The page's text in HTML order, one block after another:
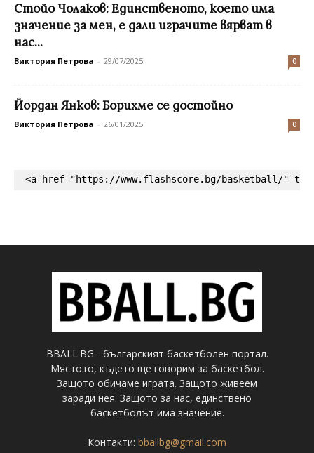
Стойо Чолаков: Единственото, което има
значение за мен, е дали играчите вярват в
нас...
Виктория Петрова - 29/07/2025 0
Йордан Янков: Борихме се достойно
Виктория Петрова - 26/01/2025 0
<a href="https://www.flashscore.bg/basketball/"
BBALL.BG - българският баскетболен портал.
Мястото, където ще говорим за баскетбол.
Защото обичаме играта. Защото живеем
заради нея. Защото за нас, единствено
баскетболът има значение.
Контакти: bballbg@gmail.com